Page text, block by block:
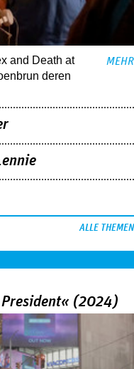
and Death at
deren
MEHR
ALLE THEMEN
President« (2024)